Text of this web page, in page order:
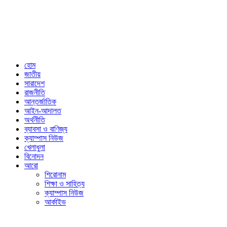
হোম
জাতীয়
সারাদেশ
রাজনীতি
আন্তর্জাতিক
আইন-আদালত
অর্থনীতি
ব্যাবসা ও বাণিজ্য
ক্যাম্পাস নিউজ
খেলাধুলা
বিনোদন
আরো
শিরোনাম
শিক্ষা ও সাহিত্য
ক্যাম্পাস নিউজ
আর্কাইভ